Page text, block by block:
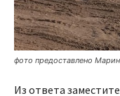
фото предоставлено
Из ответа